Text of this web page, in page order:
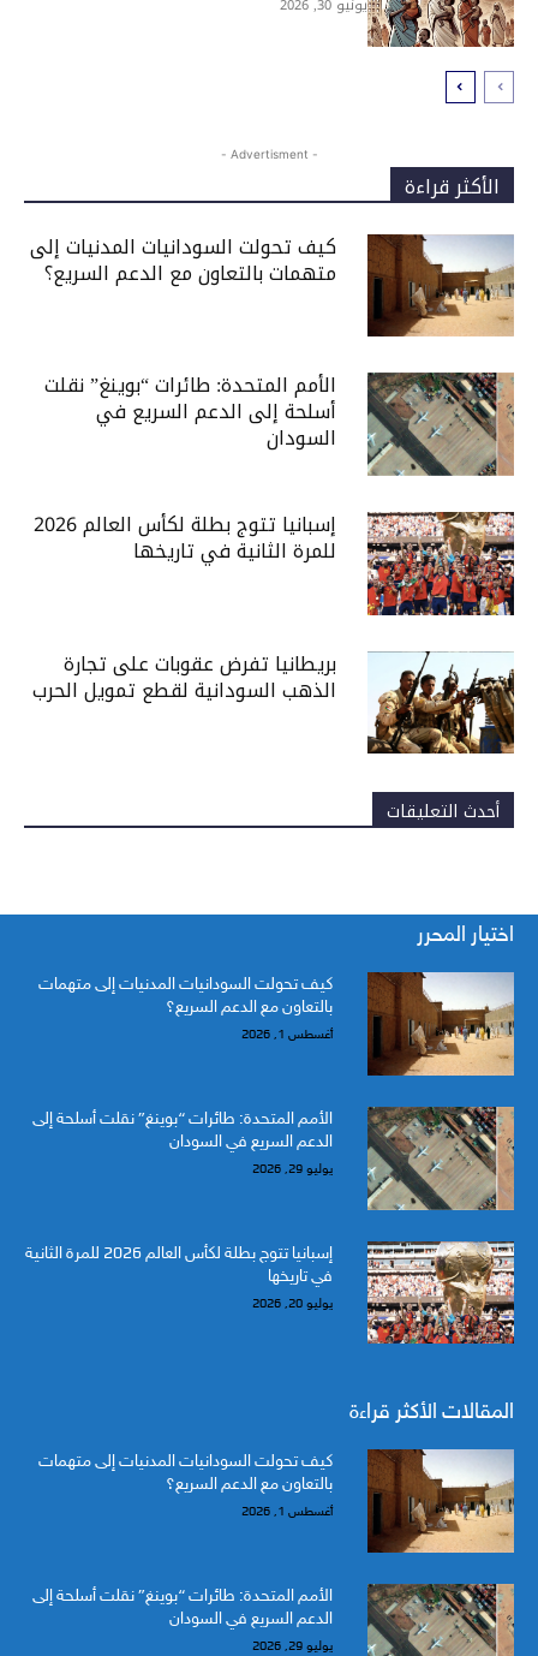
يونيو 30, 2026
- Advertisment -
الأكثر قراءة
كيف تحولت السودانيات المدنيات إلى
متهمات بالتعاون مع الدعم السريع؟
الأمم المتحدة: طائرات “بوينغ” نقلت
أسلحة إلى الدعم السريع في
السودان
إسبانيا تتوج بطلة لكأس العالم 2026
للمرة الثانية في تاريخها
بريطانيا تفرض عقوبات على تجارة
الذهب السودانية لقطع تمويل الحرب
أحدث التعليقات
اختيار المحرر
كيف تحولت السودانيات المدنيات إلى متهمات
بالتعاون مع الدعم السريع؟
أغسطس 1, 2026
الأمم المتحدة: طائرات “بوينغ” نقلت أسلحة إلى
الدعم السريع في السودان
يوليو 29, 2026
إسبانيا تتوج بطلة لكأس العالم 2026 للمرة الثانية
في تاريخها
يوليو 20, 2026
المقالات الأكثر قراءة
كيف تحولت السودانيات المدنيات إلى متهمات
بالتعاون مع الدعم السريع؟
أغسطس 1, 2026
الأمم المتحدة: طائرات “بوينغ” نقلت أسلحة إلى
الدعم السريع في السودان
يوليو 29, 2026